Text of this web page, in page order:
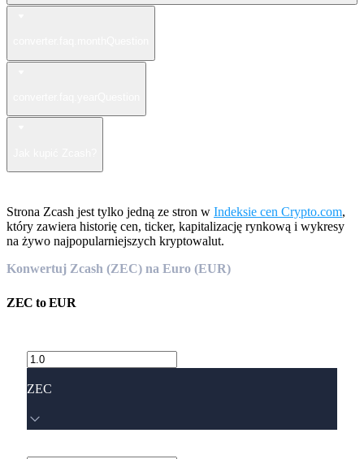
Strona Zcash jest tylko jedną ze stron w Indeksie cen Crypto.com,
który zawiera historię cen, ticker, kapitalizację rynkową i wykresy
na żywo najpopularniejszych kryptowalut.
Konwertuj Zcash (ZEC) na Euro (EUR)
ZEC toEUR
ZEC